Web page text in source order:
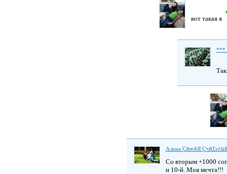
вот такая я
***
Алина Çล๓ลЯ Ç५ลΣтλ
Со вторым +1000
и 10-й. Моя мечта!!!